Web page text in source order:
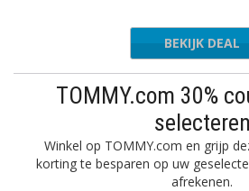
BEKIJK DEAL
TOMMY.com 30%
selecteren
Winkel op TOMMY.com en grijp
korting te besparen op uw
afrekenen.